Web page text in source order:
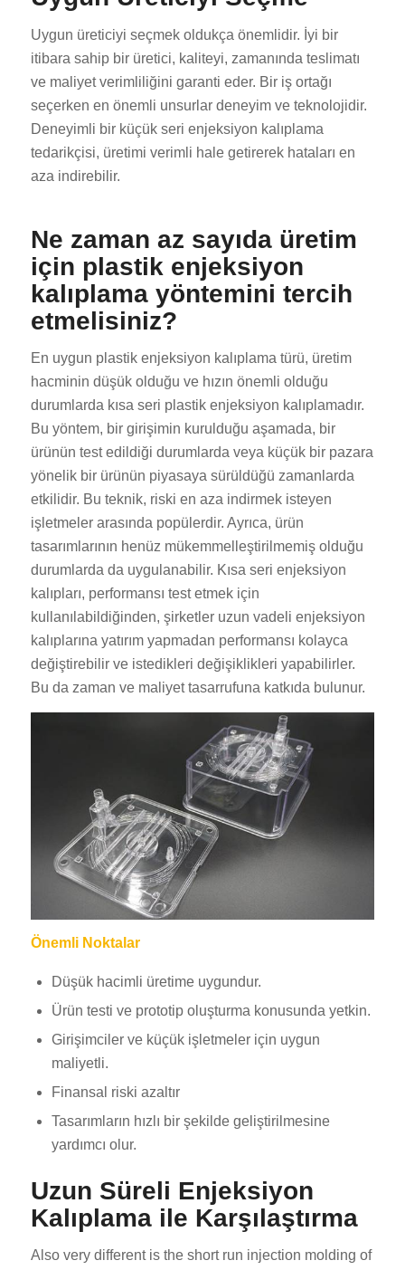
Uygun üreticiyi seçmek oldukça önemlidir. İyi bir
itibara sahip bir üretici, kaliteyi, zamanında teslimatı
ve maliyet verimliliğini garanti eder. Bir iş ortağı
seçerken en önemli unsurlar deneyim ve teknolojidir.
Deneyimli bir küçük seri enjeksiyon kalıplama
tedarikçisi, üretimi verimli hale getirerek hataları en
aza indirebilir.
Ne zaman az sayıda üretim
için plastik enjeksiyon
kalıplama yöntemini tercih
etmelisiniz?
En uygun plastik enjeksiyon kalıplama türü, üretim
hacminin düşük olduğu ve hızın önemli olduğu
durumlarda kısa seri plastik enjeksiyon kalıplamadır.
Bu yöntem, bir girişimin kurulduğu aşamada, bir
ürünün test edildiği durumlarda veya küçük bir pazara
yönelik bir ürünün piyasaya sürüldüğü zamanlarda
etkilidir. Bu teknik, riski en aza indirmek isteyen
işletmeler arasında popülerdir. Ayrıca, ürün
tasarımlarının henüz mükemmelleştirilmemiş olduğu
durumlarda da uygulanabilir. Kısa seri enjeksiyon
kalıpları, performansı test etmek için
kullanılabildiğinden, şirketler uzun vadeli enjeksiyon
kalıplarına yatırım yapmadan performansı kolayca
değiştirebilir ve istedikleri değişiklikleri yapabilirler.
Bu da zaman ve maliyet tasarrufuna katkıda bulunur.
Önemli Noktalar
Düşük hacimli üretime uygundur.
Ürün testi ve prototip oluşturma konusunda yetkin.
Girişimciler ve küçük işletmeler için uygun
maliyetli.
Finansal riski azaltır
Tasarımların hızlı bir şekilde geliştirilmesine
yardımcı olur.
Uzun Süreli Enjeksiyon
Kalıplama ile Karşılaştırma
Also very different is the short run injection molding of